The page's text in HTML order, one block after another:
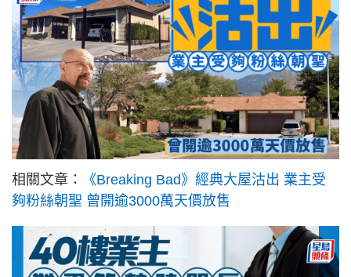
相關文章：
《Breaking Bad》經典大屋沽出 業主受
夠粉絲朝聖 曾開逾3000萬天價放售